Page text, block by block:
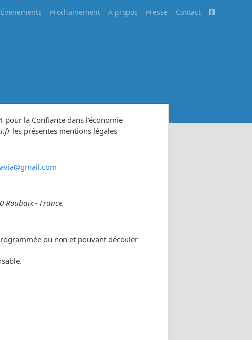
Évenements Prochainement A propos Presse Contact
la Confiance dans l’économie
les présentes mentions légales
Roubaix - France.
ou non et pouvant découler